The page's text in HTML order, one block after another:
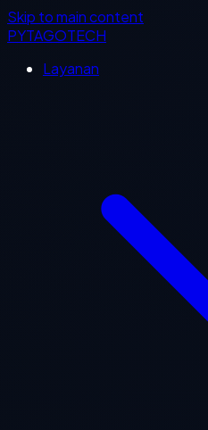
Skip to main content
PYTAGOTECH
Layanan